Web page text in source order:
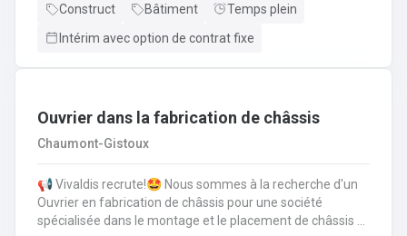
aménagements urbains, j'assure l'intégralité du cycle de
nivellement) à la pose d'éléments structurels (bordures,
Construct Bâtiment
Temps plein
Intérim avec option de contrat fixe
Ouvrier dans la fabrication de châssis
Chaumont-Gistoux
📢 Vivaldis recrute!🤩 Nous sommes à la recherche d'un
Ouvrier en fabrication de châssis pour une société
spécialisée dans le montage et le placement de châssis à